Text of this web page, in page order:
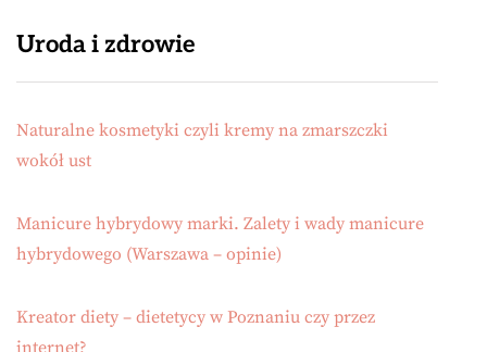
Uroda i zdrowie
Naturalne kosmetyki czyli kremy na zmarszczki
wokół ust
Manicure hybrydowy marki. Zalety i wady manicure
hybrydowego (Warszawa – opinie)
Kreator diety – dietetycy w Poznaniu czy przez